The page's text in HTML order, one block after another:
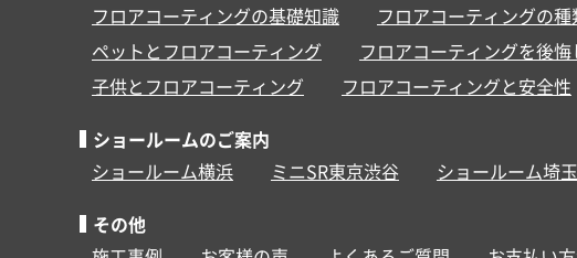
フロアコーティングの基礎知識
フロアコーティングの種
ペットとフロアコーティング
フロアコーティングを後
子供とフロアコーティング
フロアコーティングと安全性
ショールームのご案内
ショールーム横浜
ミニSR東京渋谷 ショールーム埼玉
その他